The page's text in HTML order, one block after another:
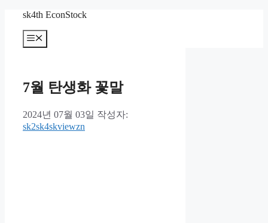
sk4th EconStock
메
뉴
7월 탄생화 꽃말
2024년 07월 03일 작성자:
sk2sk4skviewzn